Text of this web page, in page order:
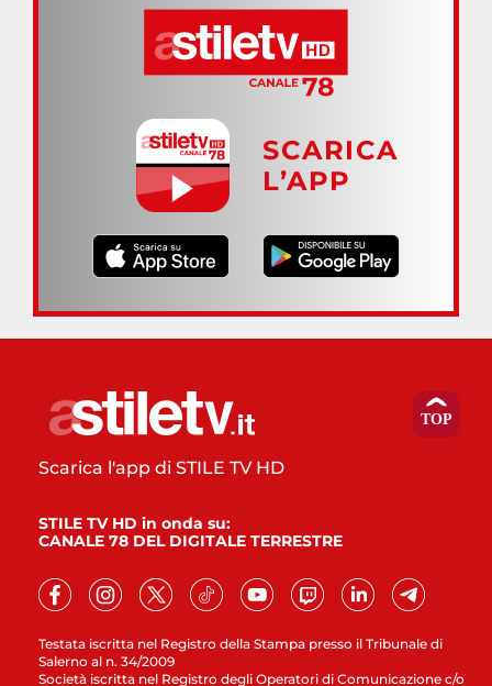
SCARICA
L’APP
Testata iscritta nel Registro della Stampa presso il Tribunale di
Salerno al n. 34/2009
Società iscritta nel Registro degli Operatori di Comunicazione c/o
Scarica l'app di STILE TV HD
STILE TV HD in onda su:
CANALE 78 DEL DIGITALE TERRESTRE